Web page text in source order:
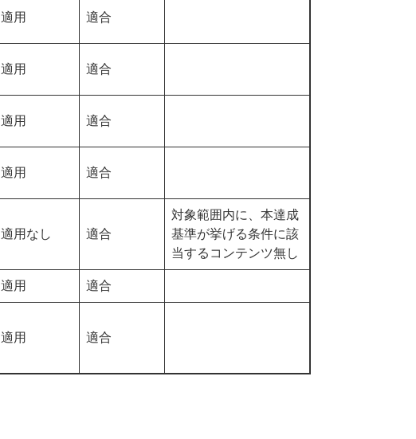
適用 適合
適用 適合
適用 適合
適用 適合
適用なし 適合
対象範囲内に、本達成
基準が挙げる条件に該
当するコンテンツ無し
適用 適合
適用 適合